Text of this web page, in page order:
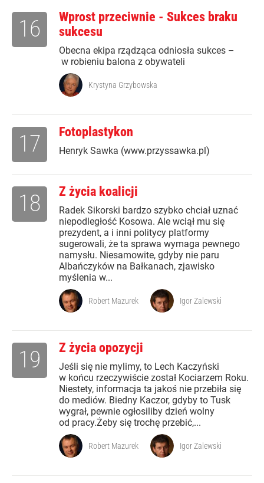
Wprost przeciwnie - Sukces braku
sukcesu
Obecna ekipa rządząca odniosła sukces –
w robieniu balona z obywateli
16
Krystyna Grzybowska
Fotoplastykon
Henryk Sawka (www.przyssawka.pl)
17
Z życia koalicji
Radek Sikorski bardzo szybko chciał uznać
niepodległość Kosowa. Ale wciął mu się
prezydent, a i inni politycy platformy
sugerowali, że ta sprawa wymaga pewnego
namysłu. Niesamowite, gdyby nie paru
Albańczyków na Bałkanach, zjawisko
myślenia w...
18
Robert Mazurek Igor Zalewski
Z życia opozycji
Jeśli się nie mylimy, to Lech Kaczyński
w końcu rzeczywiście został Kociarzem Roku.
Niestety, informacja ta jakoś nie przebiła się
do mediów. Biedny Kaczor, gdyby to Tusk
wygrał, pewnie ogłosiliby dzień wolny
od pracy.Żeby się trochę przebić,...
19
Robert Mazurek Igor Zalewski